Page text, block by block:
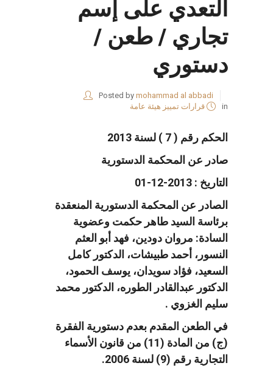
التعدي على إسم
تجاري / طعن /
دستوري
Posted by mohammad al abbadi
in
قرارات تمييز هيئة عامة
الحكم رقم ( 7 ) لسنة 2013
صادر عن المحكمة الدستورية
التاريخ : 2013-12-01
الصادر عن المحكمة الدستورية المنعقدة
برئاسة السيد طاهر حكمت وعضوية
السادة: مروان دودين، فهد أبو العثم
النسور، أحمد طبيشات، الدكتور كامل
السعيد، فؤاد سويدان، يوسف الحمود،
الدكتور عبدالقادر الطوره، الدكتور محمد
سليم الغزوي .
في الطعن المقدم بعدم دستورية الفقرة
(ج) من المادة (11) من قانون الأسماء
التجارية رقم (9) لسنة 2006.